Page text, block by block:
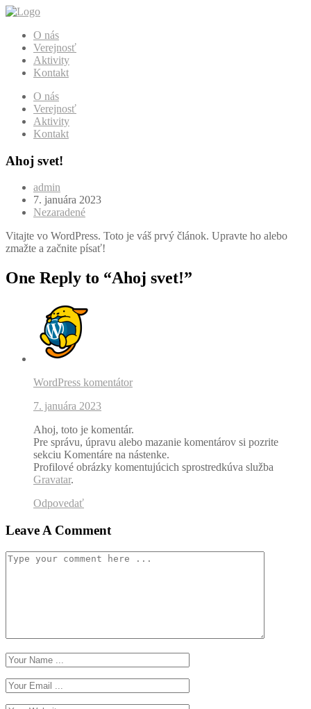
O nás
Verejnosť
Aktivity
Kontakt
O nás
Verejnosť
Aktivity
Kontakt
Ahoj svet!
admin
7. januára 2023
Nezaradené
Vitajte vo WordPress. Toto je váš prvý článok. Upravte ho alebo
zmažte a začnite písať!
One Reply to “Ahoj svet!”
WordPress komentátor
7. januára 2023
Ahoj, toto je komentár.
Pre správu, úpravu alebo mazanie komentárov si pozrite
sekciu Komentáre na nástenke.
Profilové obrázky komentujúcich sprostredkúva služba
Gravatar.
Odpovedať
Leave A Comment